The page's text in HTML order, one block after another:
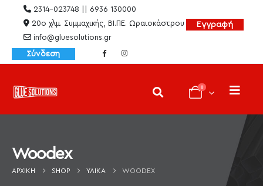
2314-023748 || 6936 130000
20ο χλμ. Συμμαχικής, ΒΙ.ΠΕ. Ωραιοκάστρου
info@gluesolutions.gr
Εγγραφή
Σύνδεση
0
Woodex
ΑΡΧΙΚΉ SHOP ΥΛΙΚΆ WOODEX